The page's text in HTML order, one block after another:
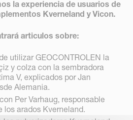
la experiencia de usuarios de
Kverneland y Vicon.
articulos sobre:
utilizar GEOCONTROLEN la
y colza con la sembradora
V, explicados por Jan
Alemania.
Per Varhaug, responsable
los arados Kverneland.